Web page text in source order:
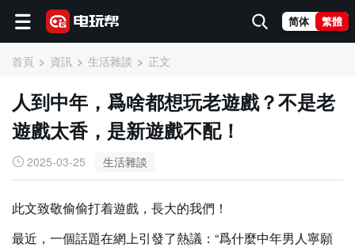
简体 繁體
首頁 資訊 生活雜談 正文
人到中年，爲啥都想玩老遊戲？不是老
遊戲太香，是新遊戲不配！
2025-03-25 生活雜談
此文致敬偷偷打着遊戲，長大的我們！
最近，一個話題在網上引發了熱議：“爲什麼中年男人寧願